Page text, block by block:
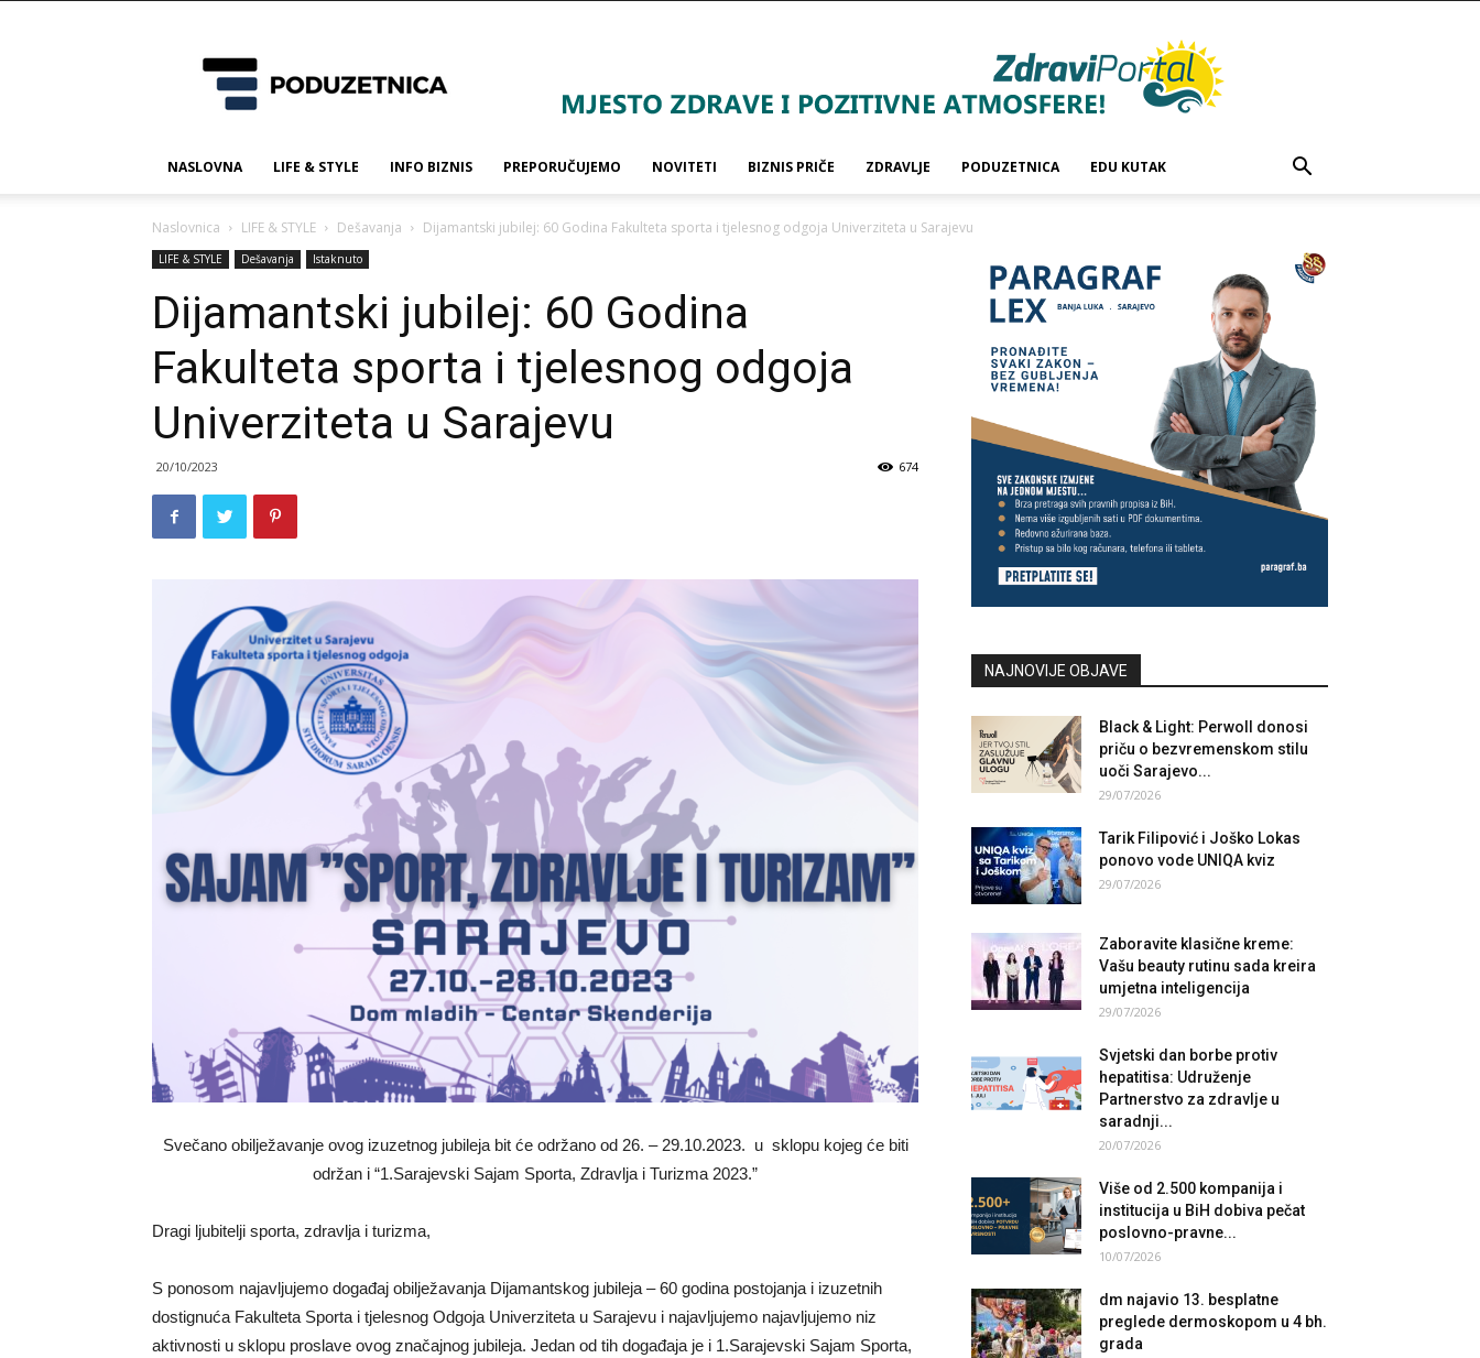
NASLOVNA LIFE & STYLE INFO BIZNIS PREPORUČUJEMO NOVITETI BIZNIS PRIČE ZDRAVLJE PODUZETNICA EDU KUTAK
Naslovnica LIFE & STYLE Dešavanja Dijamantski jubilej: 60 Godina Fakulteta sporta i tjelesnog odgoja Univerziteta u Sarajevu
LIFE & STYLE Dešavanja Istaknuto
Dijamantski jubilej: 60 Godina
Fakulteta sporta i tjelesnog odgoja
Univerziteta u Sarajevu
20/10/2023 674
Svečano obilježavanje ovog izuzetnog jubileja bit će održano od 26. – 29.10.2023. u sklopu kojeg će biti
održan i “1.Sarajevski Sajam Sporta, Zdravlja i Turizma 2023.”
Dragi ljubitelji sporta, zdravlja i turizma,
S ponosom najavljujemo događaj obilježavanja Dijamantskog jubileja – 60 godina postojanja i izuzetnih
dostignuća Fakulteta Sporta i tjelesnog Odgoja Univerziteta u Sarajevu i najavljujemo najavljujemo niz
aktivnosti u sklopu proslave ovog značajnog jubileja. Jedan od tih događaja je i 1.Sarajevski Sajam Sporta,
NAJNOVIJE OBJAVE
Black & Light: Perwoll donosi
priču o bezvremenskom stilu
uoči Sarajevo...
29/07/2026
Tarik Filipović i Joško Lokas
ponovo vode UNIQA kviz
29/07/2026
Zaboravite klasične kreme:
Vašu beauty rutinu sada kreira
umjetna inteligencija
29/07/2026
Svjetski dan borbe protiv
hepatitisa: Udruženje
Partnerstvo za zdravlje u
saradnji...
20/07/2026
Više od 2.500 kompanija i
institucija u BiH dobiva pečat
poslovno-pravne...
10/07/2026
dm najavio 13. besplatne
preglede dermoskopom u 4 bh.
grada